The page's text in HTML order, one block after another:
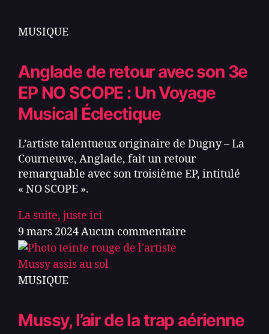
MUSIQUE
Anglade de retour avec son 3e
EP NO SCOPE : Un Voyage
Musical Éclectique
L’artiste talentueux originaire de Dugny – La
Courneuve, Anglade, fait un retour
remarquable avec son troisième EP, intitulé
« NO SCOPE ».
La suite, juste ici
9 mars 2024Aucun commentaire
MUSIQUE
Mussy, l’air de la trap aérienne